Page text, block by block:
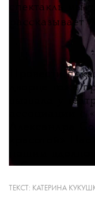
спектакль мы
Провести
дворце тоже
вызвала у
ассоциации с
Александра
красотой»
нашим
— С
во дворце,
ТЕКСТ: КАТЕРИНА